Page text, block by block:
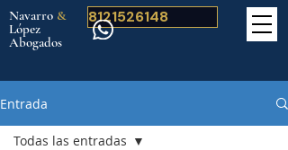
Navarro &
López
Abogados
8121526148
Entrada
Todas las entradas